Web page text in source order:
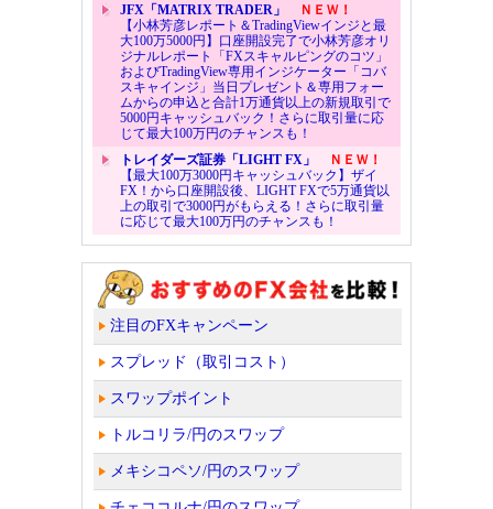
JFX「MATRIX TRADER」
ＮＥＷ！
【小林芳彦レポート＆TradingViewインジと最
大100万5000円】口座開設完了で小林芳彦オリ
ジナルレポート「FXスキャルピングのコツ」
およびTradingView専用インジケーター「コバ
スキャインジ」当日プレゼント＆専用フォー
ムからの申込と合計1万通貨以上の新規取引で
5000円キャッシュバック！さらに取引量に応
じて最大100万円のチャンスも！
トレイダーズ証券「LIGHT FX」
ＮＥＷ！
【最大100万3000円キャッシュバック】ザイ
FX！から口座開設後、LIGHT FXで5万通貨以
上の取引で3000円がもらえる！さらに取引量
に応じて最大100万円のチャンスも！
注目のFXキャンペーン
スプレッド（取引コスト）
スワップポイント
トルコリラ/円のスワップ
メキシコペソ/円のスワップ